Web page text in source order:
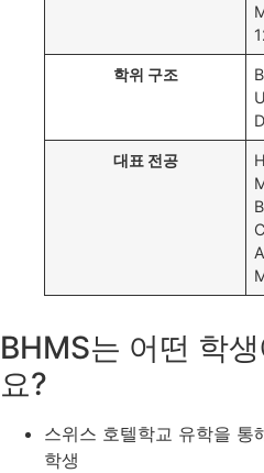
학위 구조
대표 전공
BHMS는 어떤 학
요?
스위스 호텔학교 유학을 통
학생